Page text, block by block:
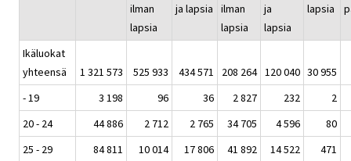
ilman
lapsia
ja lapsia
ilman
lapsia
ja
lapsia
lapsia
Ikäluokat
yhteensä
1 321 573 525 933 434 571 208 264 120 040 30 955
- 19
3 198 96 36 2 827 232
2
20 - 24
44 886 2 712 2 765 34 705 4 596
80
25 - 29
84 811 10 014 17 806 41 892 14 522
471